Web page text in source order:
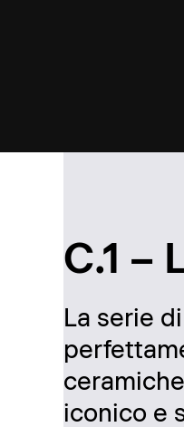
C.1 –
La serie
iconico e